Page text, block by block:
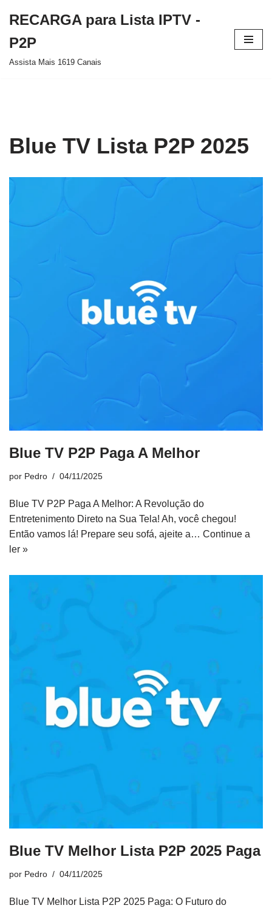
para
o
RECARGA para Lista IPTV -
P2P
Assista Mais 1619 Canais
Blue TV Lista P2P 2025
Blue TV P2P Paga A Melhor
por Pedro 04/11/2025
Blue TV P2P Paga A Melhor: A Revolução do
Entretenimento Direto na Sua Tela! Ah, você chegou!
Então vamos lá! Prepare seu sofá, ajeite a… Continue a
ler »
Blue TV Melhor Lista P2P 2025 Paga
por Pedro 04/11/2025
Blue TV Melhor Lista P2P 2025 Paga: O Futuro do